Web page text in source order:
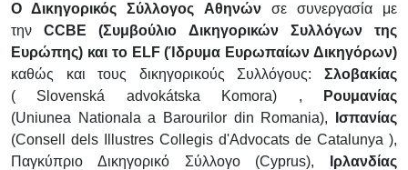
you
navigate
and
interact
with
the
content.
Ο Δικηγορικός Σύλλογος Αθηνώνσε συνεργασία με
τηνCCBE(Συμβούλιο Δικηγορικών Συλλόγων της
Ευρώπης) και το ELF(Ίδρυμα Ευρωπαίων Δικηγόρων)
καθώς και τους δικηγορικούς Συλλόγους: Σλοβακίας
( Slovenská advokátska Komora) ,
Ρουμανίας
(Uniunea Nationala a Barourilor din Romania),
Ισπανίας
(Consell dels Illustres Collegis d'Advocats de Catalunya ),
Παγκύπριο Δικηγορικό Σύλλογο (Cyprus),
Ιρλανδίας